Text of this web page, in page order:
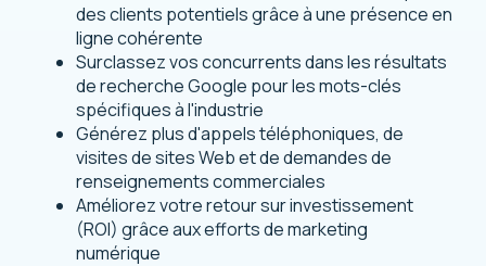
des clients potentiels grâce à une présence en
ligne cohérente
Surclassez vos concurrents dans les résultats
de recherche Google pour les mots-clés
spécifiques à l'industrie
Générez plus d'appels téléphoniques, de
visites de sites Web et de demandes de
renseignements commerciales
Améliorez votre retour sur investissement
(ROI) grâce aux efforts de marketing
numérique